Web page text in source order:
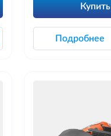
Купить
Подробнее